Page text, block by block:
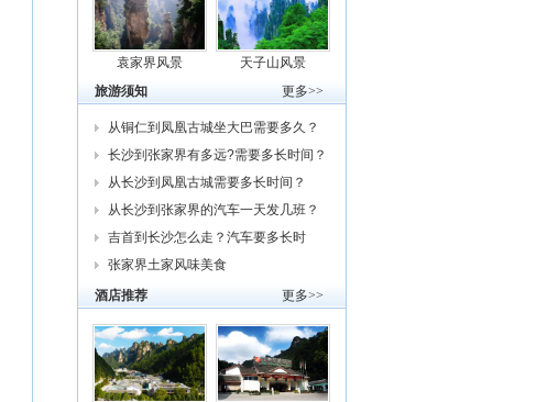
袁家界风景
天子山风景
更多>>
旅游须知
从铜仁到凤凰古城坐大巴需要多久？
车费
长沙到张家界有多远?需要多长时间？
从
从长沙到凤凰古城需要多长时间？
从长沙到张家界的汽车一天发几班？
需要
吉首到长沙怎么走？汽车要多长时
间？我
张家界土家风味美食
更多>>
酒店推荐